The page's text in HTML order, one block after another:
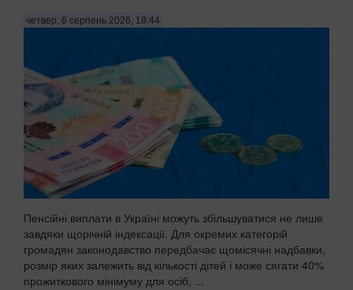
четвер, 6 серпень 2026, 18:44
Пенсійні виплати в Україні можуть збільшуватися не лише
завдяки щорічній індексації. Для окремих категорій
громадян законодавство передбачає щомісячні надбавки,
розмір яких залежить від кількості дітей і може сягати 40%
прожиткового мінімуму для осіб, ...